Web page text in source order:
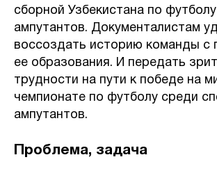
сборной Узбекистана по
ампутантов. Документалистам
воссоздать историю команды с
ее образования. И передать
трудности на пути к победе на
чемпионате по футболу среди
ампутантов.
Проблема, задача